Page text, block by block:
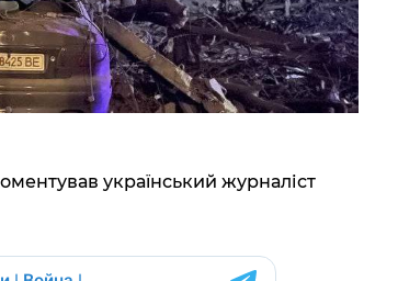
український журналіст